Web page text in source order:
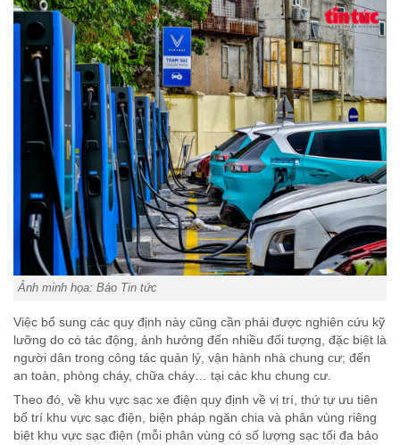
Ảnh minh họa: Báo Tin tức
Việc bổ sung các quy định này cũng cần phải được nghiên cứu kỹ
lưỡng do có tác động, ảnh hưởng đến nhiều đối tượng, đặc biệt là
người dân trong công tác quản lý, vận hành nhà chung cư; đến
an toàn, phòng cháy, chữa cháy… tại các khu chung cư.
Theo đó, về khu vực sạc xe điện quy định về vị trí, thứ tự ưu tiên
bố trí khu vực sạc điện, biện pháp ngăn chia và phân vùng riêng
biệt khu vực sạc điện (mỗi phân vùng có số lượng sạc tối đa bảo